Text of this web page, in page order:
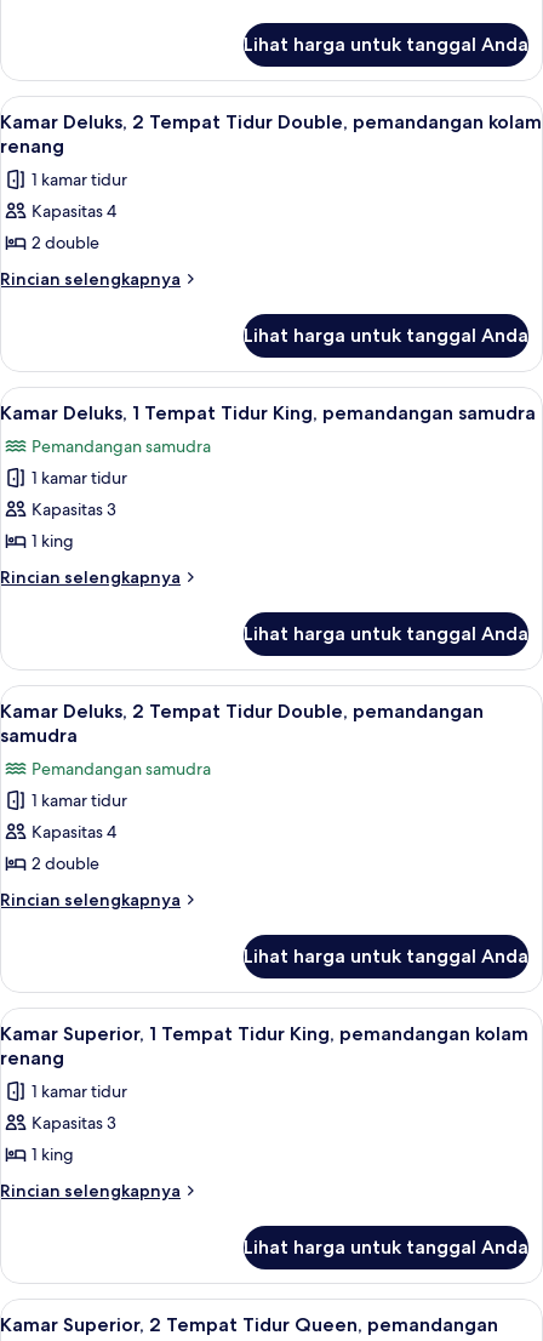
pemandangan
kolam
renang
Kamar
Deluks,
1
Tempat
King,
pemandangan
renang
Lihat harga untuk tanggal Anda
Lihat
semua
foto
untuk
Kamar
Deluks,
2
Double,
pemandangan
kolam
renang
Isi minibar gratis, brankas, dan tirai
4
Kamar Deluks, 2 Tempat Tidur Double, pemandangan kolam
renang
1 kamar tidur
Kapasitas 4
2 double
Rincian selengkapnya
Rincian
Kamar
Deluks,
2
Tidur
Double,
pemandangan
kolam
renang
Lihat harga untuk tanggal Anda
Lihat
semua
foto
untuk
Kamar
Deluks,
1
Tempat
King,
pemandangan
samudra
Isi minibar gratis, brankas, dan tirai
10
Kamar Deluks, 1 Tempat Tidur King, pemandangan samudra
Pemandangan samudra
1 kamar tidur
Kapasitas 3
1 king
Rincian selengkapnya
Rincian
Kamar
Deluks,
1
Tempat
King,
pemandangan
samudra
Lihat harga untuk tanggal Anda
Lihat
semua
untuk
Kamar
Deluks,
2
Tempat
pemandangan
samudra
Isi minibar gratis, brankas, dan tirai
5
Kamar Deluks, 2 Tempat Tidur Double, pemandangan
samudra
Pemandangan samudra
1 kamar tidur
Kapasitas 4
2 double
Rincian selengkapnya
Rincian
Kamar
Deluks,
2
Tempat
Double,
pemandangan
samudra
Lihat harga untuk tanggal Anda
Lihat
semua
foto
untuk
Kamar
Superior,
1
King,
pemandangan
kolam
Isi minibar gratis, brankas, dan tirai
4
Kamar Superior, 1 Tempat Tidur King, pemandangan kolam
renang
1 kamar tidur
Kapasitas 3
1 king
Rincian selengkapnya
Rincian
Kamar
Superior,
1
Lihat harga untuk tanggal Anda
Lihat
Isi minibar gratis, brankas, dan tirai
3
Kamar Superior, 2 Tempat Tidur Queen, pemandangan